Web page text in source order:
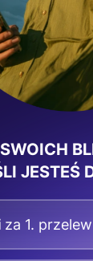
JESTEŚ
za 1. przelew